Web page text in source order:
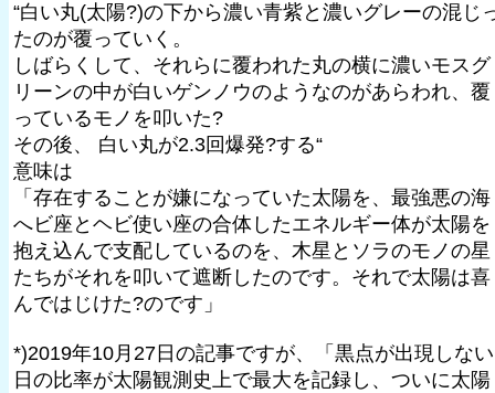
“白い丸(太陽?)の下から濃い青紫と濃いグレーの混じ
たのが覆っていく。
しばらくして、それらに覆われた丸の横に濃いモスグ
リーンの中が白いゲンノウのようなのがあらわれ、覆
っているモノを叩いた?
その後、 白い丸が2.3回爆発?する“
意味は
「存在することが嫌になっていた太陽を、最強悪の海
へビ座とヘビ使い座の合体したエネルギー体が太陽を
抱え込んで支配しているのを、木星とソラのモノの星
たちがそれを叩いて遮断したのです。それで太陽は喜
んではじけた?のです」
*)2019年10月27日の記事ですが、「黒点が出現しない
日の比率が太陽観測史上で最大を記録し、ついに太陽